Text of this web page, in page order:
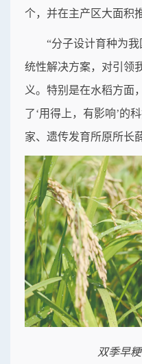
个，并在主产区大面积
“分子设计育种为
统性解决方案，对引领
义。特别是在水稻方面
了‘用得上，有影响’的
家、遗传发育所原所长
双季早